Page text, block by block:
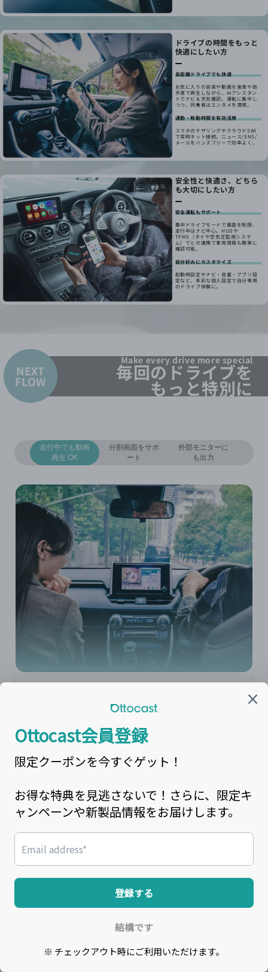
ドライブの時間をもっと
快適にしたい方
長距離ドライブでも快適
お気に入りの音楽や動画を後席や助
手席で再生しながら、AIアシスタン
トでナビ＆天気確認。運転に集中し
つつ、同乗者はエンタメを満喫。
通勤・移動時間を有効活用
スマホのテザリングやクラウドSIM
で常時ネット接続。ニュース/SNS/
メールをハンズフリーで効率よく。
安全性と快適さ、どちら
も大切にしたい方
安全運転もサポート
集中ドライブモードで画面を制限、
走行中はナビ中心。HUDや
TPMS（タイヤ空気圧監視システ
ム）でとの連携で車両情報も簡単に
確認可能。
自分好みにカスタマイズ
起動時設定やナビ・音量・アプリ設
定など、多彩な個人設定で自分専用
のドライブ体験に。
NEXT
FLOW
Make every drive more special
毎回のドライブを
もっと特別に
走行中でも動画
再生 OK
分割画面をサポ
ート
外部モニターに
も出力
Netflix / YouTube / Amazon Prime Video など 人気ア
能。
NEXT
"Closer to the heart"
「心にもっと近い」
P3 Pro開発理念